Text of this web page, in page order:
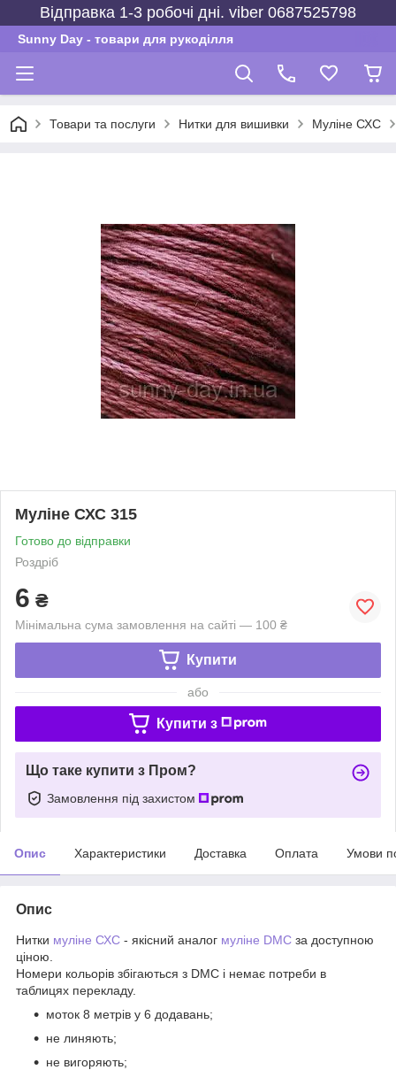
Відправка 1-3 робочі дні. viber 0687525798
Sunny Day - товари для рукоділля
Товари та послуги Нитки для вишивки Муліне СХС
Муліне СХС 315
Готово до відправки
Роздріб
6 ₴
Мінімальна сума замовлення на сайті — 100 ₴
Купити
або
Купити з
Що таке купити з Пром?
Замовлення під захистом
Опис Характеристики Доставка Оплата Умови
Опис
Нитки муліне СХС - якісний аналог муліне DMC за доступною
ціною.
Номери кольорів збігаються з DMC і немає потреби в
таблицях перекладу.
моток 8 метрів у 6 додавань;
не линяють;
не вигоряють;